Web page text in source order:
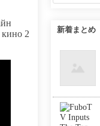
2
新着まとめ